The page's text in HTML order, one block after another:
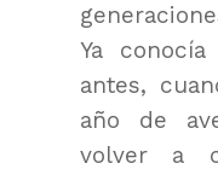
Ya
antes,
año de
volver a